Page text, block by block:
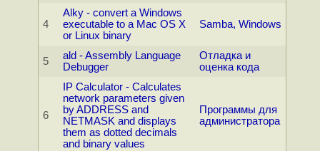
4
Alky - convert a Windows
executable to a Mac OS X
or Linux binary
Samba, Windows
5
ald - Assembly Language
Debugger
Отладка и
оценка кода
6
IP Calculator - Calculates
network parameters given
by ADDRESS and
NETMASK and displays
them as dotted decimals
and binary values
Программы для
администратора